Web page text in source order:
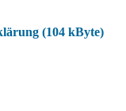
(104 kByte)